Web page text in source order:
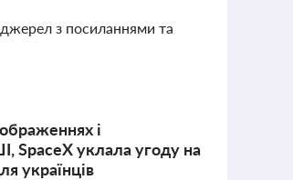
з посиланнями та
і
SpaceX уклала угоду на
українців